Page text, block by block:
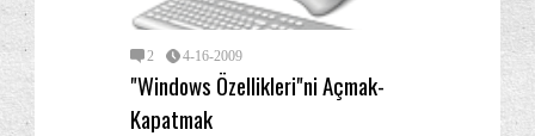
2 4-16-2009
"Windows Özellikleri"ni Açmak-
Kapatmak